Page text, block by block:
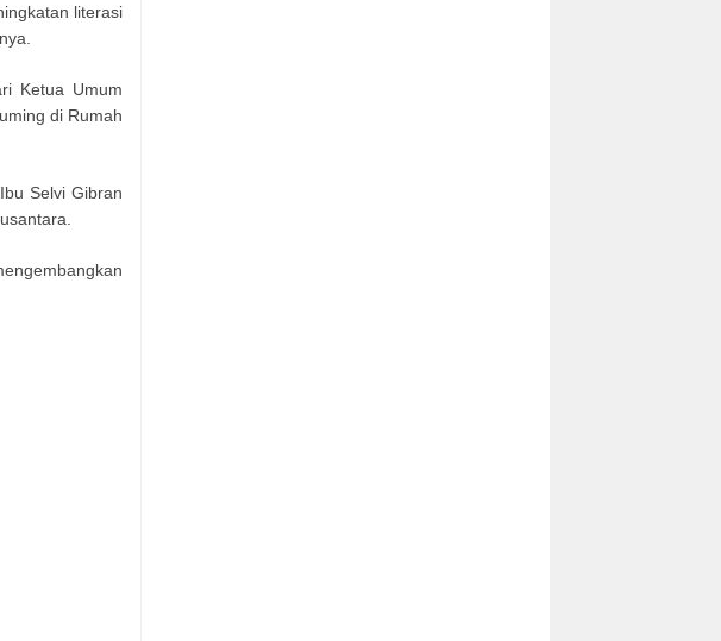
literasi
Ketua Umum
di Rumah
Selvi Gibran